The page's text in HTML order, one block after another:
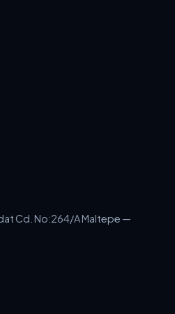
Cd. No:264/A Maltepe —